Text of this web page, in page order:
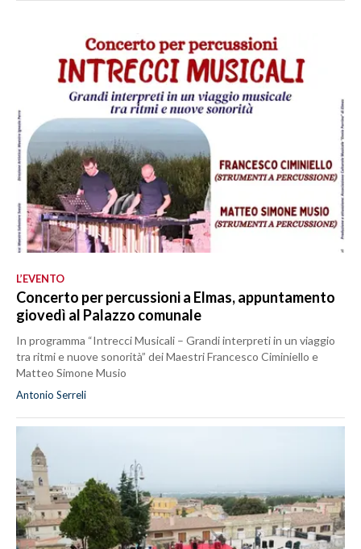
L’EVENTO
Concerto per percussioni a Elmas, appuntamento
giovedì al Palazzo comunale
In programma “Intrecci Musicali – Grandi interpreti in un viaggio
tra ritmi e nuove sonorità” dei Maestri Francesco Ciminiello e
Matteo Simone Musio
Antonio Serreli